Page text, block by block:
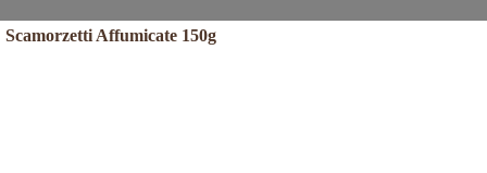
Scamorzetti Affumicate 150g